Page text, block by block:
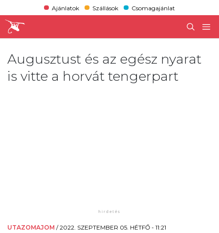
Ajánlatok Szállások Csomagajánlat
Augusztust és az egész nyarat
is vitte a horvát tengerpart
UTAZOMAJOM /2022. SZEPTEMBER 05. HÉTFŐ - 11:21